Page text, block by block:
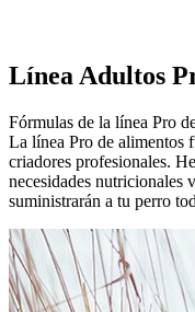
Línea Adultos
Fórmulas de la línea Pro
La línea Pro de alimentos
criadores profesionales.
necesidades nutricionales
suministrarán a tu perro